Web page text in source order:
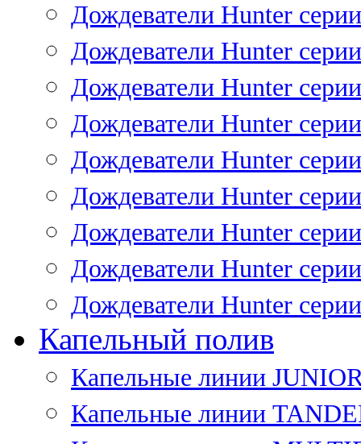
Дождеватели Hunter
Дождеватели Hunter
Дождеватели Hunter
Дождеватели Hunter
Дождеватели Hunter
Дождеватели Hunter
Дождеватели Hunter
Дождеватели Hunter
Дождеватели Hunter
Капельный полив
Капельные линии
Капельные линии